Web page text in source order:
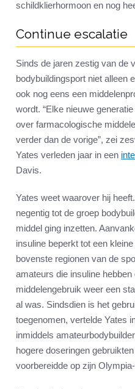
schildklierhormoon en nog
Continue escalatie
Sinds de jaren zestig van de
bodybuildingsport niet alleen
ook nog eens een
wordt. “Elke nieuwe
over farmacologische
verder dan de vorige”, zei
Yates verleden jaar in een
Davis.
Yates weet waarover hij
negentig tot de groep
middel ging inzetten.
insuline beperkt tot een
bovenste regionen van de
amateurs die insuline
middelengebruik weer een
al was. Sindsdien is het
toegenomen, vertelde Yates
inmiddels
hogere doseringen
voorbereidde op zijn